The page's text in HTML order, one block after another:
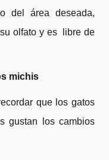
del área deseada,
olfato y es libre de
michis
que los gatos
gustan los cambios